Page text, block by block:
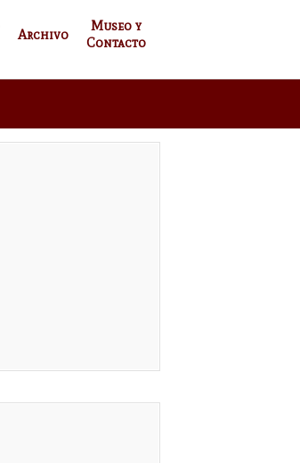
Archivo
Museo y
Contacto